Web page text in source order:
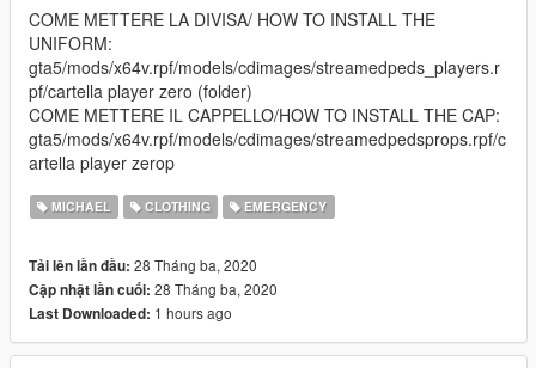
COME METTERE LA DIVISA/ HOW TO INSTALL THE
UNIFORM:
gta5/mods/x64v.rpf/models/cdimages/streamedpeds_players.r
pf/cartella player zero (folder)
COME METTERE IL CAPPELLO/HOW TO INSTALL THE CAP:
gta5/mods/x64v.rpf/models/cdimages/streamedpedsprops.rpf/c
artella player zerop
MICHAEL CLOTHING EMERGENCY
Tải lên lần đầu: 28 Tháng ba, 2020
Cập nhật lần cuối: 28 Tháng ba, 2020
Last Downloaded: 1 hours ago